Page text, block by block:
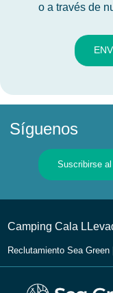
o a través de
Síguenos
Suscribirse
Camping Cala
Reclutamiento Sea